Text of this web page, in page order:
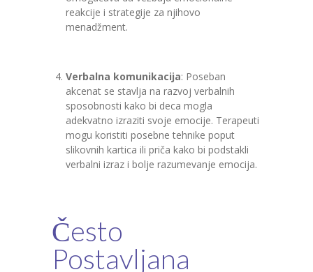
reakcije i strategije za njihovo
menadžment.
Verbalna komunikacija: Poseban
akcenat se stavlja na razvoj verbalnih
sposobnosti kako bi deca mogla
adekvatno izraziti svoje emocije. Terapeuti
mogu koristiti posebne tehnike poput
slikovnih kartica ili priča kako bi podstakli
verbalni izraz i bolje razumevanje emocija.
Često
Postavljana